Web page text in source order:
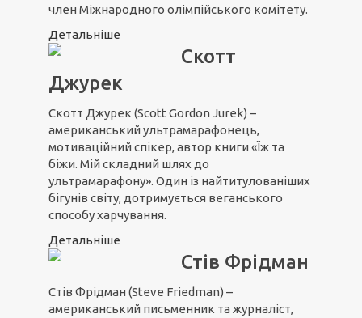
член Міжнародного олімпійського комітету.
Детальніше
Скотт
Джурек
Скотт Джурек (Scott Gordon Jurek) –
американський ультрамарафонець,
мотиваційний спікер, автор книги «Їж та
біжи. Мій складний шлях до
ультрамарафону». Один із найтитулованіших
бігунів світу, дотримується веганського
способу харчування.
Детальніше
Стів Фрідман
Стів Фрідман (Steve Friedman) –
американський письменник та журналіст,